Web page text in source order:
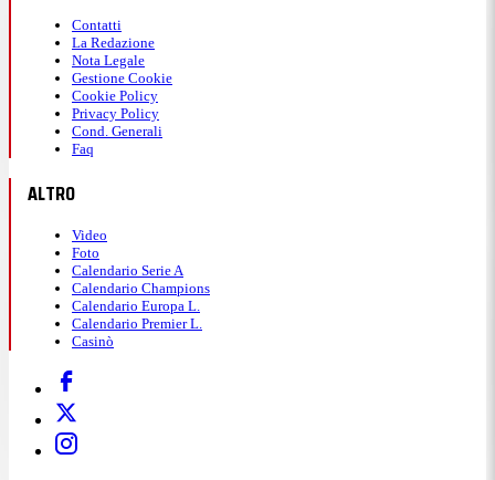
Contatti
La Redazione
Nota Legale
Gestione Cookie
Cookie Policy
Privacy Policy
Cond. Generali
Faq
ALTRO
Video
Foto
Calendario Serie A
Calendario Champions
Calendario Europa L.
Calendario Premier L.
Casinò